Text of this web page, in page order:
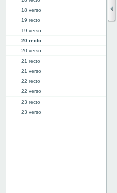
18 verso
19 recto
19 verso
20 recto
20 verso
21 recto
21 verso
22 recto
22 verso
23 recto
23 verso